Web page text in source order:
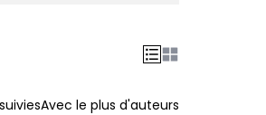
Avec le plus d'auteurs